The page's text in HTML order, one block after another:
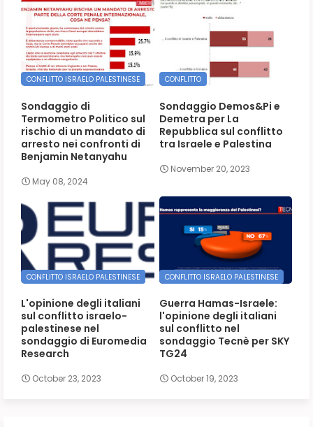
CONFLITTO ISRAELO PALESTINESE
Sondaggio di
Termometro Politico sul
rischio di un mandato di
arresto nei confronti di
Benjamin Netanyahu
May 08, 2024
CONFLITTO
Sondaggio Demos&Pi e
Demetra per La
Repubblica sul conflitto
tra Israele e Palestina
November 20, 2023
CONFLITTO ISRAELO PALESTINESE
L'opinione degli italiani
sul conflitto israelo-
palestinese nel
sondaggio di Euromedia
Research
October 23, 2023
CONFLITTO ISRAELO PALESTINESE
Guerra Hamas-Israele:
l'opinione degli italiani
sul conflitto nel
sondaggio Tecnè per SKY
TG24
October 19, 2023